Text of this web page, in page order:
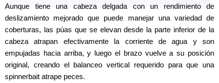
Aunque tiene una cabeza delgada con un rendimiento de
deslizamiento mejorado que puede manejar una variedad de
coberturas, las púas que se elevan desde la parte inferior de la
cabeza atrapan efectivamente la corriente de agua y son
empujadas hacia arriba, y luego el brazo vuelve a su posición
original, creando el balanceo vertical requerido para que una
spinnerbait atrape peces.